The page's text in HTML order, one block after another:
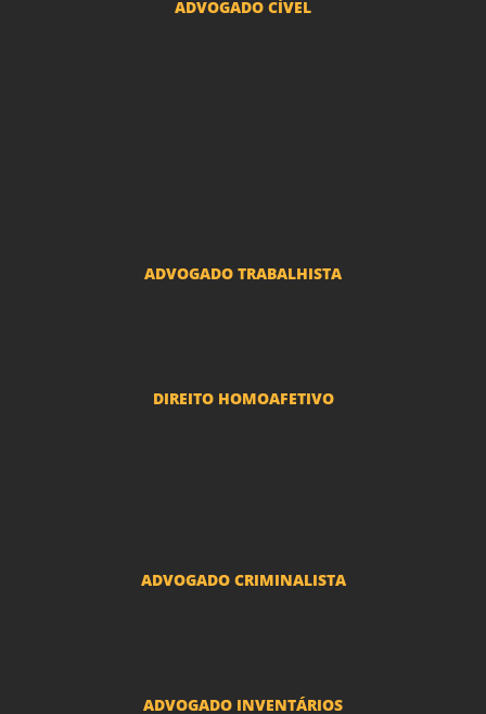
ADVOGADO CÍVEL
ADVOGADO TRABALHISTA
DIREITO HOMOAFETIVO
ADVOGADO CRIMINALISTA
ADVOGADO INVENTÁRIOS